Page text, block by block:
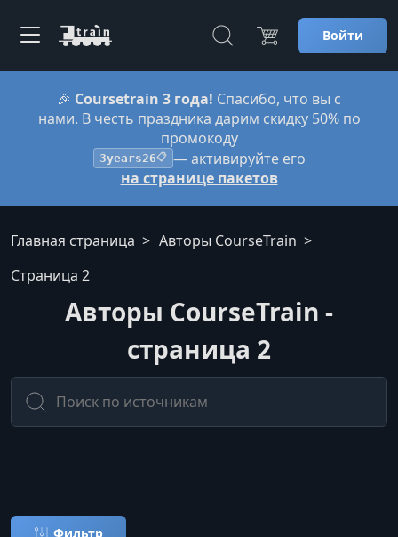
Войти
🎉 Coursetrain 3 года! Спасибо, что вы с
нами. В честь праздника дарим скидку 50% по
промокоду
3years26📋 — активируйте его
на странице пакетов
Главная страница
Авторы CourseTrain
Страница 2
Авторы CourseTrain -
страница 2
Авторы CourseTrain
Фильтр